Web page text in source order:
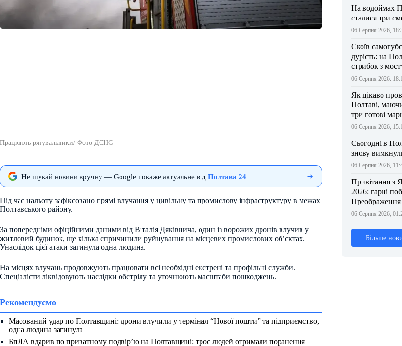
Працюють рятувальники/ Фото ДСНС
Не шукай новини вручну — Google покаже актуальне від Полтава 24
Під час нальоту зафіксовано прямі влучання у цивільну та промислову інфраструктуру в межах
Полтавського району.
За попередніми офіційними даними від Віталія Дяківнича, один із ворожих дронів влучив у
житловий будинок, ще кілька спричинили руйнування на місцевих промислових об’єктах.
Унаслідок цієї атаки загинула одна людина.
На місцях влучань продовжують працювати всі необхідні екстрені та профільні служби.
Спеціалісти ліквідовують наслідки обстрілу та уточнюють масштаби пошкоджень.
Рекомендуємо
Масований удар по Полтавщині: дрони влучили у термінал “Нової пошти” та підприємство,
одна людина загинула
БпЛА вдарив по приватному подвір’ю на Полтавщині: троє людей отримали поранення
На водоймах
сталися три
06 Серпня 2026,
Скоїв
дурість: на
стрибок з
результатом
06 Серпня 2026,
Як цікаво
Полтаві,
три готові
06 Серпня 2026,
Сьогодні в
знову
06 Серпня 2026,
Привітання з
2026: гарні
Преображення
06 Серпня 2026,
Більше